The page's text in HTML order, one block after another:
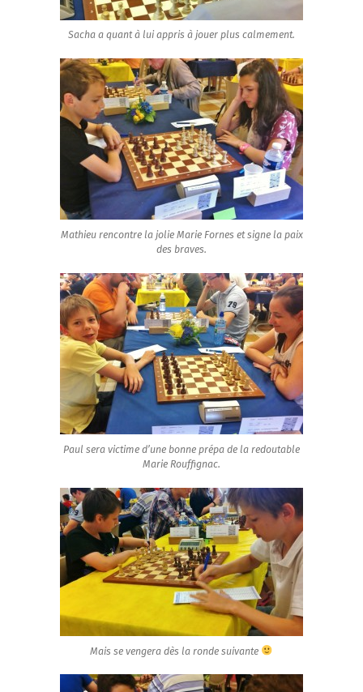
Sacha a quant à lui appris à jouer plus calmement.
Mathieu rencontre la jolie Marie Fornes et signe la paix
des braves.
Paul sera victime d’une bonne prépa de la redoutable
Marie Rouffignac.
Mais se vengera dès la ronde suivante